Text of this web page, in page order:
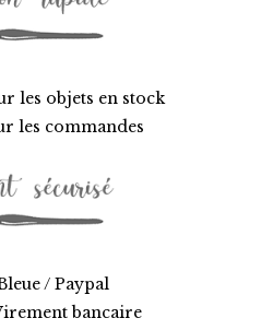
les objets en stock
les commandes
/ Paypal
bancaire